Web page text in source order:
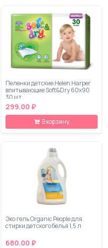
Пеленки детские Helen Harper
впитывающие Soft&Dry 60x90
30 шт
299.00 ₽
В корзину
Эко гель Organic People для
стирки детского белья 1,5 л
680.00 ₽